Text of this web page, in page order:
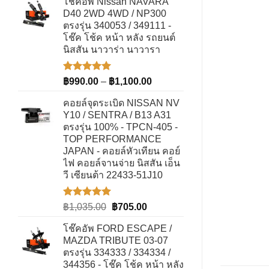
คะแนน
was:
฿2,514.00.
is:
฿1,662.00.
D40 2WD 4WD / NP300
ตรงรุ่น 340053 / 349111 -
โช๊ค โช้ค หน้า หลัง รถยนต์
นิสสัน นาวาร่า นาวารา
ให้คะแนน
1-5
คะแนน
฿990.00 – ฿1,100.00Price
฿990.00
through
฿1,100.00
คอยล์จุดระเบิด NISSAN NV
Y10 / SENTRA / B13 A31
ตรงรุ่น 100% - TPCN-405 -
TOP PERFORMANCE
JAPAN - คอยล์หัวเทียน คอย์
ไฟ คอยล์จานจ่าย นิสสัน เอ็น
วี เซียนต้า 22433-51J10
ให้คะแนน
1-5
คะแนน
฿1,035.00 Original
was:
฿1,035.00.
฿705.00Current
is:
฿705.00.
โช๊คอัพ FORD ESCAPE /
MAZDA TRIBUTE 03-07
ตรงรุ่น 334333 / 334334 /
344356 - โช๊ค โช้ค หน้า หลัง